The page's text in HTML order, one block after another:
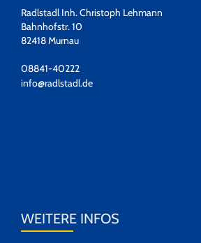
Radlstadl Inh. Christoph Lehmann
Bahnhofstr. 10
82418 Murnau
08841-40222
info@radlstadl.de
WEITERE INFOS